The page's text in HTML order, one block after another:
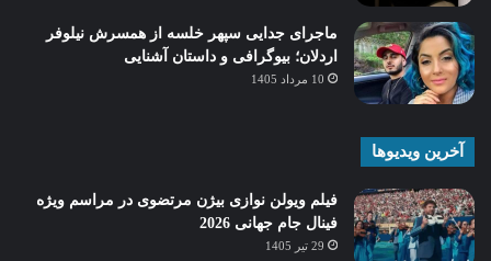
ماجرای جدایی سپهر خلسه از همسرش نیلوفر
اردلان؛ بیوگرافی و داستان آشنایی
10 مرداد 1405
آخرین ویدیوها
فیلم ویولن نوازی بیژن مرتضوی در مراسم ویژه
فینال جام جهانی 2026
29 تیر 1405